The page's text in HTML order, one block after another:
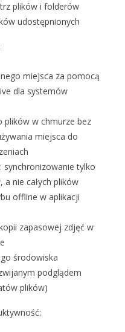
plików i folderów
udostępnionych
miejsca za pomocą
dla systemów
plików w chmurze bez
miejsca do
synchronizowanie tylko
a nie całych plików
offline w aplikacji
zapasowej zdjęć w
środowiska
podglądem
plików)